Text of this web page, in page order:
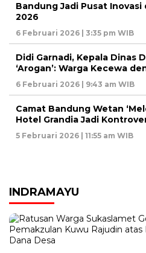
Bandung Jadi Pusat Inovasi
2026
6 Februari 2026 | 3:35 pm WIB
Didi Garnadi, Kepala Dinas
‘Arogan’: Warga Kecewa
6 Februari 2026 | 9:43 am WIB
Camat Bandung Wetan
Hotel Grandia Jadi
5 Februari 2026 | 11:55 am WIB
INDRAMAYU